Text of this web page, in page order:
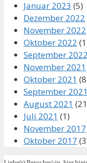
Januar 2023 (5)
Dezember 2022
November 2022
Oktober 2022
September 2022
November 2021
Oktober 2021
September 2021
August 2021
Juli 2021 (1)
November 2017
Oktober 2017